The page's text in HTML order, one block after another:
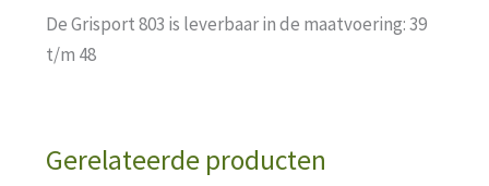
De Grisport 803 is leverbaar in de maatvoering: 39
t/m 48
Gerelateerde producten